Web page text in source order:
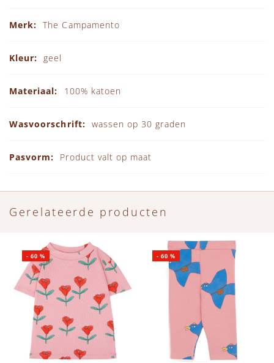
The Campamento
geel
100% katoen
wassen op 30 graden
Product valt op maat
Gerelateerde producten
-60 % -60 %